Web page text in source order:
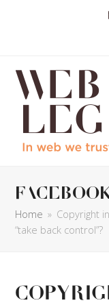
Home » Copyright
“take back control”?